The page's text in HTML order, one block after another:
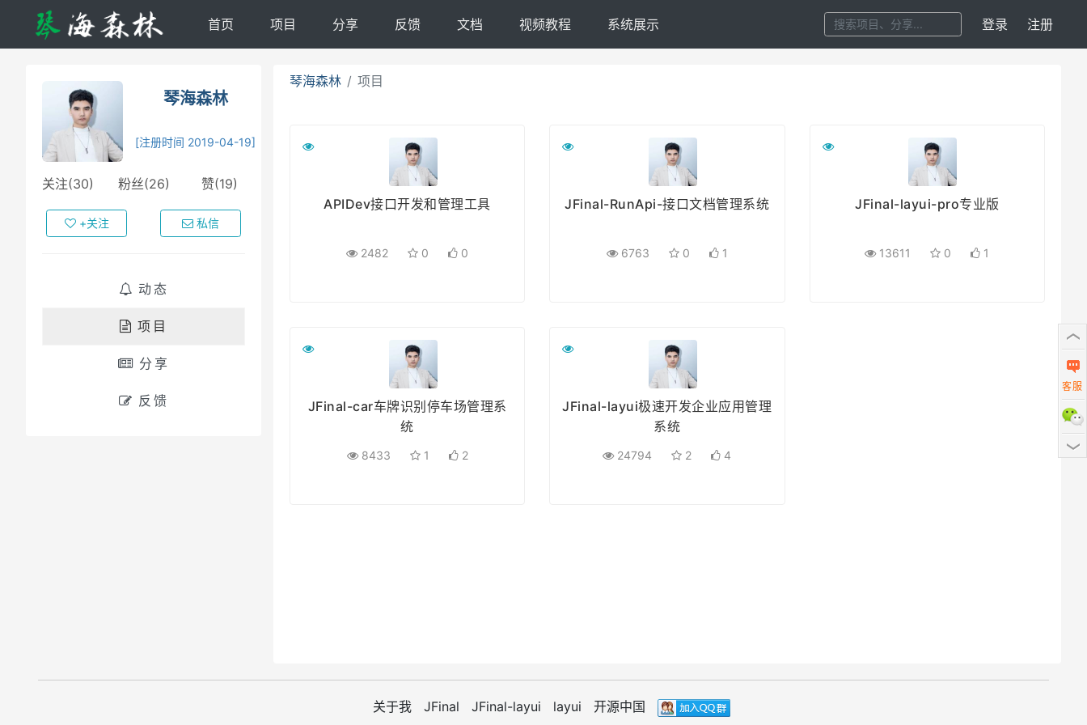
首页 项目 分享 反馈 文档 视频教程 系统展示 登录 注册
琴海森林
[注册时间 2019-04-19]
关注(30) 粉丝(26) 赞(19)
+关注 私信
动态
项目
分享
反馈
琴海森林 项目
APIDev接口开发和管理工具
2482 0 0
JFinal-RunApi-接口文档管理系统
6763 0 1
JFinal-layui-pro专业版
13611 0 1
JFinal-car车牌识别停车场管理系
统
8433 1 2
JFinal-layui极速开发企业应用管理
系统
24794 2 4
关于我 JFinal JFinal-layui layui 开源中国
客服
扫描